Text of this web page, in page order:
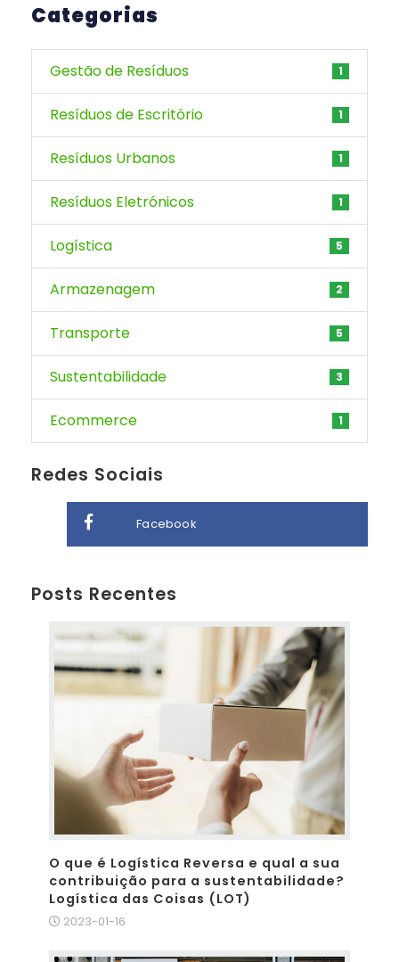
Categorias
Gestão de Resíduos 1
Resíduos de Escritório 1
Resíduos Urbanos 1
Resíduos Eletrónicos 1
Logística 5
Armazenagem 2
Transporte 5
Sustentabilidade 3
Ecommerce 1
Redes Sociais
Facebook
Posts Recentes
O que é Logística Reversa e qual a sua
contribuição para a sustentabilidade?
Logística das Coisas (LOT)
2023-01-16